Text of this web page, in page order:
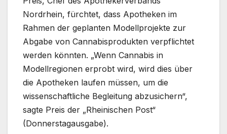
Nordrhein, fürchtet, dass Apotheken im
Rahmen der geplanten Modellprojekte zur
Abgabe von Cannabisprodukten verpflichtet
werden könnten. „Wenn Cannabis in
Modellregionen erprobt wird, wird dies über
die Apotheken laufen müssen, um die
wissenschaftliche Begleitung abzusichern“,
sagte Preis der „Rheinischen Post“
(Donnerstagausgabe).